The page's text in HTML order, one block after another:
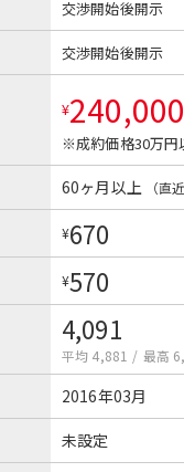
交渉開始後開示
交渉開始後開示
¥240,000
※成約価格30万円
60ヶ月以上 （直
¥670
¥570
4,091
平均 4,881 / 最高
2016年03月
未設定